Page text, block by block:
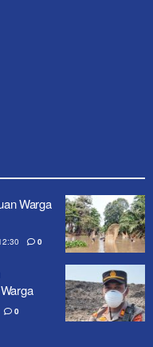
Warga
0
0